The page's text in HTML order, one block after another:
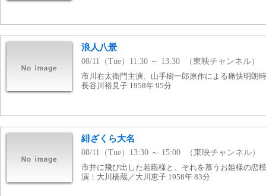
浪人八景
08/11（Tue）11:30 ～ 13:30 （東映チャンネル）
市川右太衛門主演、山手樹一郎原作による痛快明朗
長谷川裕見子 1958年 95分
緋ざくら大名
08/11（Tue）13:30 ～ 15:00 （東映チャンネル）
市井に飛び出した若殿様と、それを慕うお姫様の恋
演：大川橋蔵／大川恵子 1958年 83分